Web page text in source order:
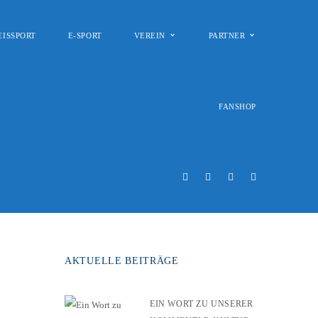
E-SPORT VEREIN PARTNER
FANSHOP
AKTUELLE BEITRÄGE
EIN WORT ZU UNSERER